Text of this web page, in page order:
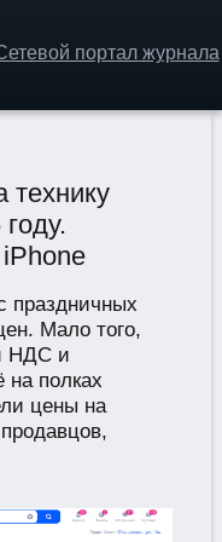
портал журнала
технику
праздничных
Мало того,
НДС и
на полках
цены на